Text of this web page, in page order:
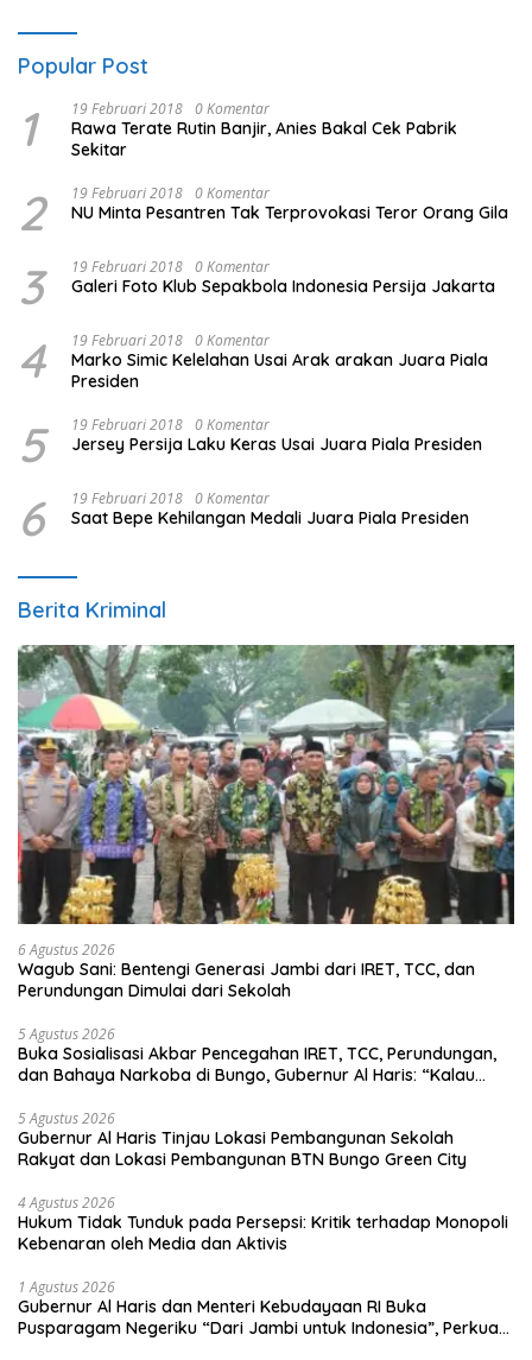
Popular Post
1 19 Februari 2018 0 Komentar
Rawa Terate Rutin Banjir, Anies Bakal Cek Pabrik
Sekitar
2 19 Februari 2018 0 Komentar
NU Minta Pesantren Tak Terprovokasi Teror Orang Gila
3 19 Februari 2018 0 Komentar
Galeri Foto Klub Sepakbola Indonesia Persija Jakarta
4 19 Februari 2018 0 Komentar
Marko Simic Kelelahan Usai Arak arakan Juara Piala
Presiden
5 19 Februari 2018 0 Komentar
Jersey Persija Laku Keras Usai Juara Piala Presiden
6 19 Februari 2018 0 Komentar
Saat Bepe Kehilangan Medali Juara Piala Presiden
Berita Kriminal
6 Agustus 2026
Wagub Sani: Bentengi Generasi Jambi dari IRET, TCC, dan
Perundungan Dimulai dari Sekolah
5 Agustus 2026
Buka Sosialisasi Akbar Pencegahan IRET, TCC, Perundungan,
dan Bahaya Narkoba di Bungo, Gubernur Al Haris: “Kalau
tangan”
5 Agustus 2026
Gubernur Al Haris Tinjau Lokasi Pembangunan Sekolah
Rakyat dan Lokasi Pembangunan BTN Bungo Green City
4 Agustus 2026
Hukum Tidak Tunduk pada Persepsi: Kritik terhadap Monopoli
Kebenaran oleh Media dan Aktivis
1 Agustus 2026
Gubernur Al Haris dan Menteri Kebudayaan RI Buka
Pusparagam Negeriku “Dari Jambi untuk Indonesia”, Perkuat